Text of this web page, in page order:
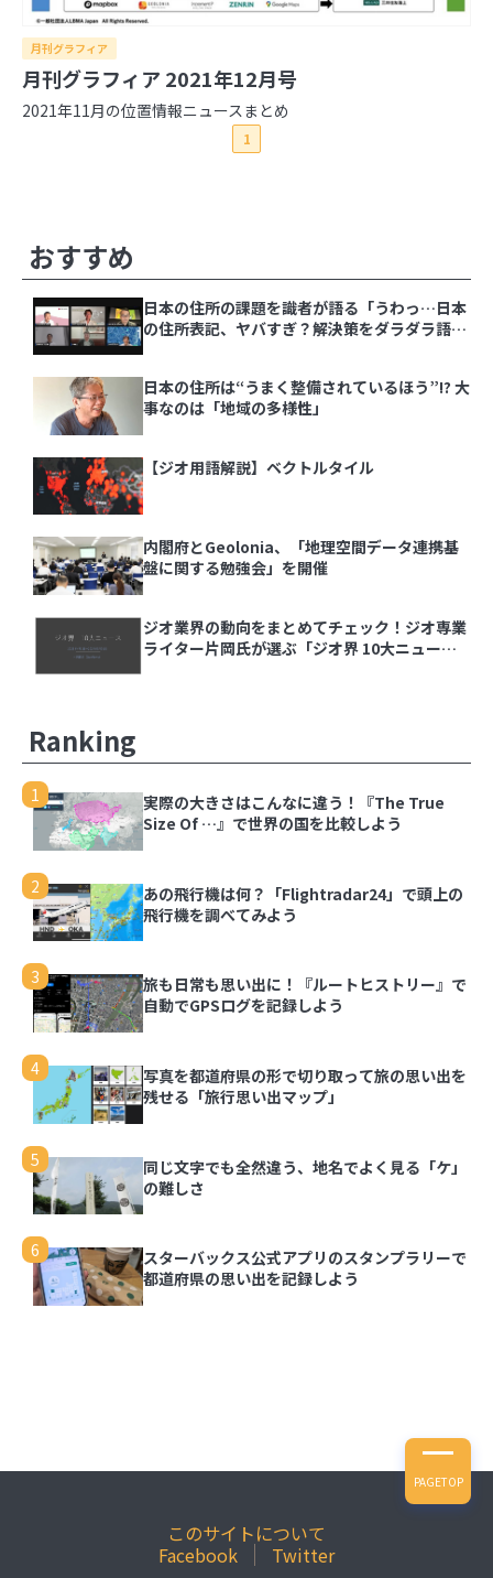
日本の住所は“うまく整備されているほう”!? 大
【ジオ用語解説】ベクトルタイル
イター片岡氏が選ぶ「ジオ界 10大ニュース
2024」を発表
実際の大きさはこんなに違う！『The True Size
Of …』で世界の国を比較しよう
あの飛行機は何？「Flightradar24」で頭上の飛
3
旅も日常も思い出に！『ルートヒストリー』で自
動でGPSログを記録しよう
難しさ
道府県の思い出を記録しよう
月刊グラフィア
月刊グラフィア 2021年12月号
2021年11月の位置情報ニュースまとめ
1
その他の記事
おすすめ
日本の住所の課題を識者が語る「うわっ…日本
の住所表記、ヤバすぎ？解決策をダラダラ語る
日本の住所は“うまく整備されているほう”!? 大
事なのは「地域の多様性」
【ジオ用語解説】ベクトルタイル
内閣府とGeolonia、「地理空間データ連携基
盤に関する勉強会」を開催
ジオ業界の動向をまとめてチェック！ジオ専業
ライター片岡氏が選ぶ「ジオ界 10大ニュース
Ranking
1
実際の大きさはこんなに違う！『The True
Size Of …』で世界の国を比較しよう
2
あの飛行機は何？「Flightradar24」で頭上の
飛行機を調べてみよう
3
旅も日常も思い出に！『ルートヒストリー』で
自動でGPSログを記録しよう
4
写真を都道府県の形で切り取って旅の思い出を
残せる「旅行思い出マップ」
5
同じ文字でも全然違う、地名でよく見る「ケ」
の難しさ
6
スターバックス公式アプリのスタンプラリーで
都道府県の思い出を記録しよう
PAGETOP
このサイトについて
Facebook
Twitter